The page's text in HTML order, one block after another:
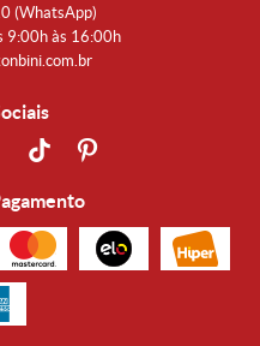
(WhatsApp)
9:00h às 16:00h